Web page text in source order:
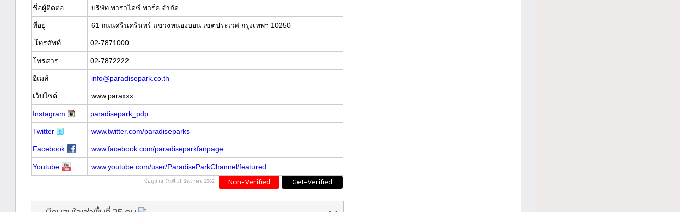
ชื่อผู้ติดต่อ บริษัท พาราไดซ์ พาร์ค จำกัด
ที่อยู่ 61 ถนนศรีนครินทร์ แขวงหนองบอน เขตประเวศ กรุงเทพฯ 10250
โทรศัพท์ 02-7871000
โทรสาร 02-7872222
อีเมล์ info@paradisepark.co.th
เว็บไซต์ www.paraxxx
Instagram paradisepark_pdp
Twitter www.twitter.com/paradiseparks
Facebook www.facebook.com/paradiseparkfanpage
Youtube www.youtube.com/user/ParadiseParkChannel/featured
Get-Verified
Non-Verified
ข้อมูล ณ วันที่ 11 ธันวาคม 2562